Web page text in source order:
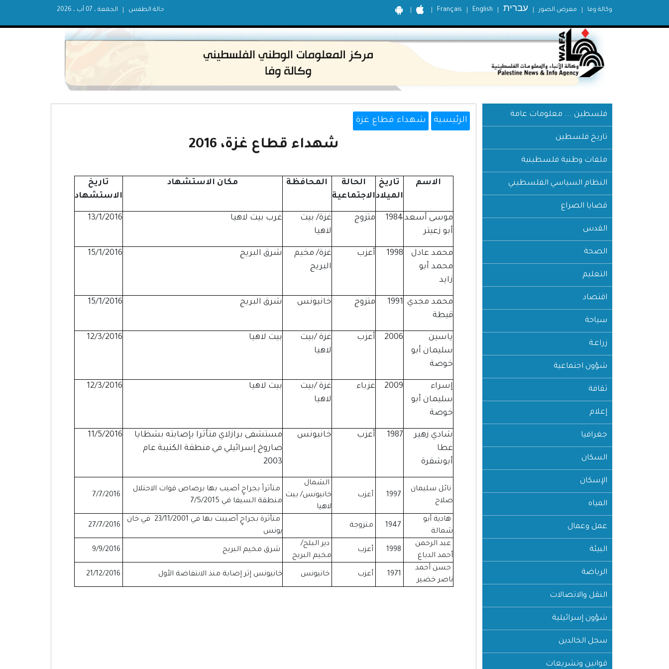
Français English עברית معرض الصور وكالة وفا الجمعة ، 07 آب ، 2026 حالة الطقس
فلسطين ... معلومات عامة
تاريخ فلسطين
ملفات وطنية فلسطينية
النظام السياسي الفلسطيني
قضايا الصراع
القدس
الصحة
التعليم
اقتصاد
سياحة
زراعـة
شؤون اجتماعية
ثقافة
إعلام
جغرافيا
السكان
الإسكان
المياه
عمل وعمال
البيئة
الرياضة
النقل والاتصالات
شؤون إسرائيلية
سجل الخالدين
قوانين وتشريعات
الرئيسية شهداء قطاع غزة
شهداء قطاع غزة، 2016
الاسم
تاريخ
الميلاد
الحالة
الاجتماعية
المحافظة مكان الاستشهاد
تاريخ
الاستشهاد
موسى أسعد
أبو زعيتر
1984 متزوج
غزة/ بيت
لاهيا
غرب بيت لاهيا 13/1/2016
محمد عادل
محمد أبو
زايد
1998 أعزب
غزة/ مخيم
البريج
شرق البريج 15/1/2016
محمد مجدي
قيطة
1991 متزوج خانيونس شرق البريج 15/1/2016
ياسين
سليمان أبو
خوصة
2006 أعزب
غزة /بيت
لاهيا
بيت لاهيا 12/3/2016
إسراء
سليمان أبو
خوصة
2009 عزباء
غزة /بيت
لاهيا
بيت لاهيا 12/3/2016
شادي زهير
عطا
أبوشقرة
1987 أعزب خانيونس
مستشفى برازلاي متأثرا بإصابته بشظايا
صاروخ إسرائيلي في منطقة الكتيبة عام
2003
11/5/2016
نائل سليمان
صلاح
أعزب
الشمال
خانيونس/ بيت
لاهيا
متأثراً بجراحٍ أصيب بها برصاص قوات الاحتلال
منطقة السيفا في 7/5/2015
هادية أبو
شمالة
متزوجة
متأثرة بجراحٍ أصيبت بها في 23/11/2001 في خان
يونس
عبد الرحمن
أحمد الدباغ
أعزب
دير البلح/
مخيم البريج
شرق مخيم البريج
حسن أحمد
ناصر خضير
أعزب خانيونس خانيونس إثر إصابة منذ الانتفاضة الأول